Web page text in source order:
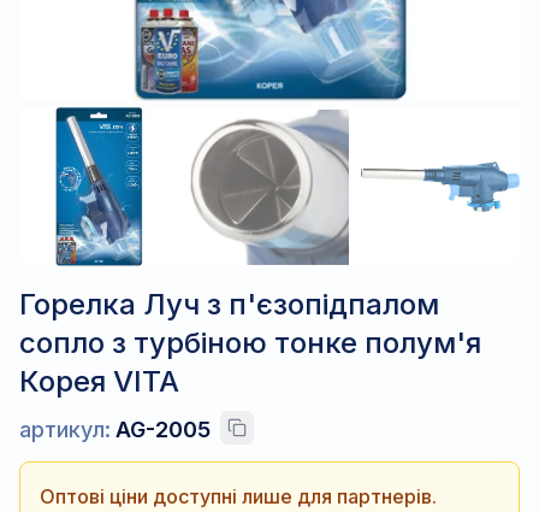
Горелка Луч з п'єзопідпалом
сопло з турбіною тонке полум'я
Корея VITA
артикул: AG-2005
Оптові ціни доступні лише для партнерів.